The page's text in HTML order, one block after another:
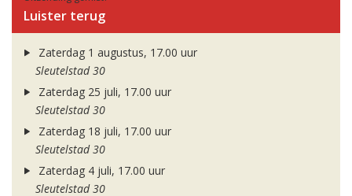
Luister terug
Zaterdag 1 augustus, 17.00 uur
Sleutelstad 30
Zaterdag 25 juli, 17.00 uur
Sleutelstad 30
Zaterdag 18 juli, 17.00 uur
Sleutelstad 30
Zaterdag 4 juli, 17.00 uur
Sleutelstad 30